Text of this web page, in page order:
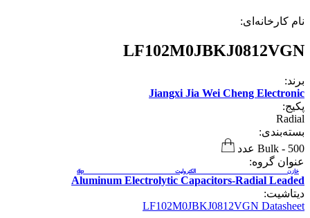
نام کارخانه‌ای:
LF102M0JBKJ0812VGN
برند:
Jiangxi Jia Wei Cheng Electronic
پکیج:
Radial
بسته‌بندی:
Bulk - 500 عدد
عنوان گروه:
Aluminum Electrolytic Capacitors-Radial Leaded
خازن الکترولیت dip
دیتاشیت:
LF102M0JBKJ0812VGN Datasheet